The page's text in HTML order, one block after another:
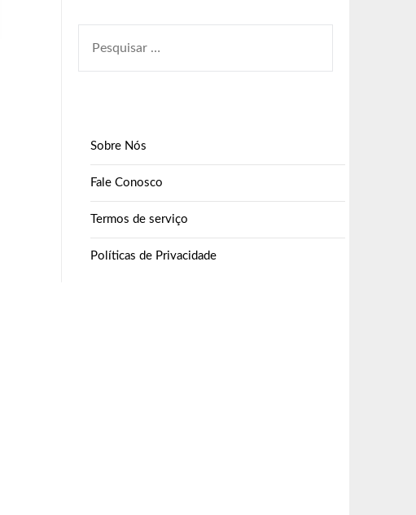
POR:
Sobre Nós
Fale Conosco
Termos de serviço
Políticas de Privacidade